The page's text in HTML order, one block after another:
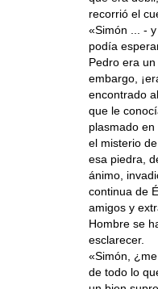
recorrió el
«Simón ... -
podía
Pedro era
embargo,
encontrado
que le
plasmado
el misterio
esa piedra,
ánimo,
continua de
amigos y
Hombre se
esclarecer.
«Simón,
de todo lo